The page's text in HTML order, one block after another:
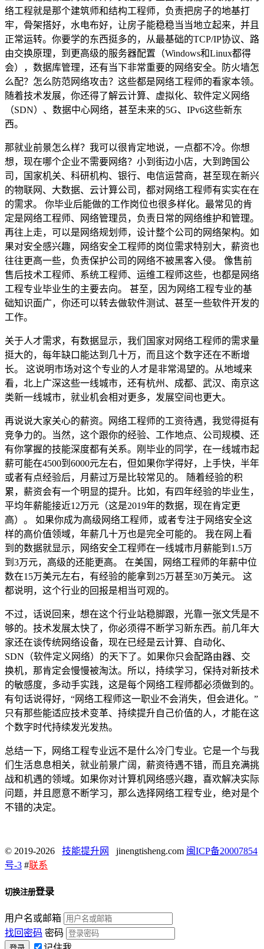
络工程就是那个建筑师和结构工程师，负责把房子的地基打
牢，骨架搭好，水电布好，让房子能稳稳当当地立起来，并且
正常运转。你要学的东西挺多的，从最基础的TCP/IP协议、路
由交换原理，到更高级的服务器配置（Windows和Linux都得
会），数据库管理，还有当下非常重要的网络安全。防火墙怎
么配？怎么防范网络攻击？这些都是网络工程师的看家本领。
随着技术发展，你还得了解云计算、虚拟化、软件定义网络
（SDN）、数据中心网络，甚至未来的5G、IPv6这些新东
西。
那就业前景怎么样？我可以很肯定地说，一点都不冷。你想
想，现在哪个企业不需要网络？小到街边小店，大到跨国公
司，国家机关、科研机构、银行、电信运营商，甚至现在新兴
的物联网、大数据、云计算公司，都对网络工程师有实实在在
的需求。 你毕业后能做的工作岗位也很多样化。最常见的肯
定是网络工程师、网络管理员，负责日常的网络维护和管理。
再往上走，可以是网络规划师，设计整个公司的网络架构。如
果对安全感兴趣，网络安全工程师的岗位需求特别大，薪资也
往往更高一些，负责保护公司的网络不被黑客入侵。 像售前
售后技术工程师、系统工程师、运维工程师这些，也都是网络
工程专业毕业生的主要去向。 甚至，因为网络工程专业的基
础知识面广，你还可以转去做软件测试、甚至一些软件开发的
工作。
关于人才需求，有数据显示，我们国家对网络工程师的需求量
挺大的，每年缺口能达到几十万，而且这个数字还在不断增
长。 这说明市场对这个专业的人才是非常渴望的。从地域来
看，北上广深这些一线城市，还有杭州、成都、武汉、南京这
类新一线城市，就业机会相对更多，发展空间也更大。
再说说大家关心的薪资。网络工程师的工资待遇，我觉得挺有
竞争力的。当然，这个跟你的经验、工作地点、公司规模、还
有你掌握的技能深度都有关系。刚毕业的同学，在一线城市起
薪可能在4500到6000元左右，但如果你学得好，上手快，半年
或者有点经验后，月薪过万是比较常见的。 随着经验的积
累，薪资会有一个明显的提升。比如，有四年经验的毕业生，
平均年薪能接近12万元（这是2019年的数据，现在肯定更
高）。 如果你成为高级网络工程师，或者专注于网络安全这
样的高价值领域，年薪几十万也是完全可能的。 我在网上看
到的数据就显示，网络安全工程师在一线城市月薪能到1.5万
到3万元，高级的还能更高。 在美国，网络工程师的年薪中位
数在15万美元左右，有经验的能拿到25万甚至30万美元。 这
都说明，这个行业的回报是相当可观的。
不过，话说回来，想在这个行业站稳脚跟，光靠一张文凭是不
够的。技术发展太快了，你必须得不断学习新东西。前几年大
家还在谈传统网络设备，现在已经是云计算、自动化、
SDN（软件定义网络）的天下了。如果你只会配路由器、交
换机，那肯定会慢慢被淘汰。所以，持续学习，保持对新技术
的敏感度，多动手实践，这是每个网络工程师都必须做到的。
有句话说得好，“网络工程师这一职业不会消失，但会进化。”
只有那些能适应技术变革、持续提升自己价值的人，才能在这
个数字时代持续发光发热。
总结一下，网络工程专业远不是什么冷门专业。它是一个与我
们生活息息相关，就业前景广阔，薪资待遇不错，而且充满挑
战和机遇的领域。如果你对计算机网络感兴趣，喜欢解决实际
问题，并且愿意不断学习，那么选择网络工程专业，绝对是个
不错的决定。
© 2019-2026 技能提升网 jinengtisheng.com 闽ICP备20007854
号-3 #联系
切换注册登录
用户名或邮箱
找回密码 密码